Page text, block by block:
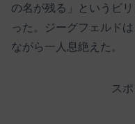
の名が残る」というビ
った。ジーグフェルド
ながら一人息絶えた。
ス